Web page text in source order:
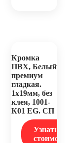
Кромка
ПВХ, Белый
премиум
гладкая.
1х19мм, без
клея, 1001-
К01 EG. СП
Узнать
стоимость